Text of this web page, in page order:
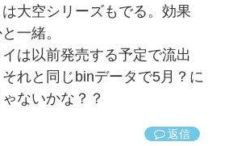
大空シリーズもでる。効果
一緒。
は以前発売する予定で流出
れと同じbinデータで5月？に
ないかな？？
返信